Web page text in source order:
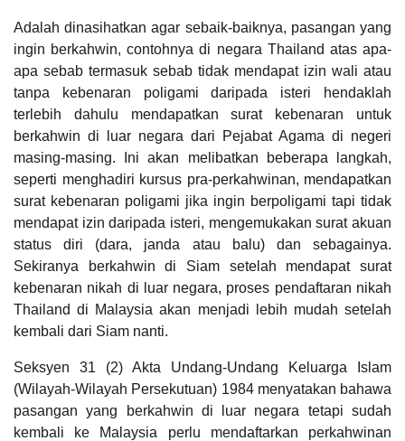
Adalah dinasihatkan agar sebaik-baiknya, pasangan yang
ingin berkahwin, contohnya di negara Thailand atas apa-
apa sebab termasuk sebab tidak mendapat izin wali atau
tanpa kebenaran poligami daripada isteri hendaklah
terlebih dahulu mendapatkan surat kebenaran untuk
berkahwin di luar negara dari Pejabat Agama di negeri
masing-masing. Ini akan melibatkan beberapa langkah,
seperti menghadiri kursus pra-perkahwinan, mendapatkan
surat kebenaran poligami jika ingin berpoligami tapi tidak
mendapat izin daripada isteri, mengemukakan surat akuan
status diri (dara, janda atau balu) dan sebagainya.
Sekiranya berkahwin di Siam setelah mendapat surat
kebenaran nikah di luar negara, proses pendaftaran nikah
Thailand di Malaysia akan menjadi lebih mudah setelah
kembali dari Siam nanti.
Seksyen 31 (2) Akta Undang-Undang Keluarga Islam
(Wilayah-Wilayah Persekutuan) 1984 menyatakan bahawa
pasangan yang berkahwin di luar negara tetapi sudah
kembali ke Malaysia perlu mendaftarkan perkahwinan